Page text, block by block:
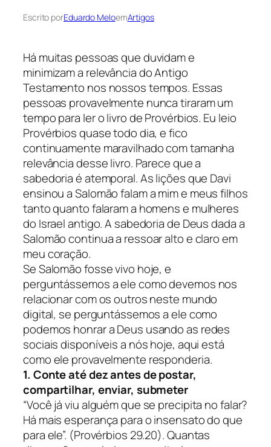
Escrito porEduardo MeloemArtigos
Há muitas pessoas que duvidam e
minimizam a relevância do Antigo
Testamento nos nossos tempos. Essas
pessoas provavelmente nunca tiraram um
tempo para ler o livro de Provérbios. Eu leio
Provérbios quase todo dia, e fico
continuamente maravilhado com tamanha
relevância desse livro. Parece que a
sabedoria é atemporal. As lições que Davi
ensinou a Salomão falam a mim e meus filhos
tanto quanto falaram a homens e mulheres
do Israel antigo. A sabedoria de Deus dada a
Salomão continua a ressoar alto e claro em
meu coração.
Se Salomão fosse vivo hoje, e
perguntássemos a ele como devemos nos
relacionar com os outros neste mundo
digital, se perguntássemos a ele como
podemos honrar a Deus usando as redes
sociais disponíveis a nós hoje, aqui está
como ele provavelmente responderia.
1. Conte até dez antes de postar,
compartilhar, enviar, submeter
“Você já viu alguém que se precipita no falar?
Há mais esperança para o insensato do que
para ele”. (Provérbios 29.20).Quantas